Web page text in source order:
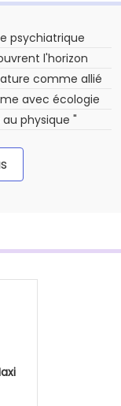
psychiatrique
l'horizon
comme allié
avec écologie
physique "